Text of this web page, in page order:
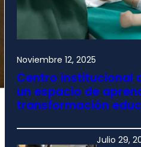
Noviembre 12, 2025
Centro institucional
un espacio de
transformación
Julio 29,